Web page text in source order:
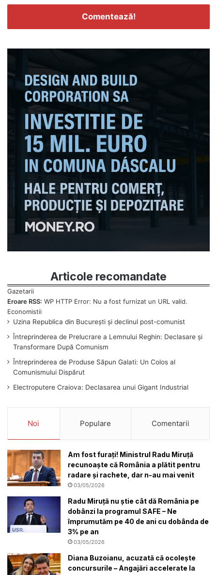
Comentează!
Articole recomandate
Eroare RSS: WP HTTP Error: Nu a fost furnizat un URL valid.
Uzina Republica din București și declinul post-comunist
Întreprinderea de Prelucrare a Lemnului Reghin: Declasare și
Transformare După Comunism
Întreprinderea de Produse Săpun Galati: Un Colos al
Comunismului Dispărut
Electroputere Craiova: Declasarea unui Gigant Industrial
Noi Populare Comentarii
Am fost furați! Ministrul Radu Miruță
recunoaște că România a plătit pentru
radare și rachete, dar n-au mai venit
03/05/2026
Radu Miruță nu știe cât dă România pe
dobânzi la programul SAFE – Ne
împrumutăm pe 40 de ani cu dobânda de
3% pe an
03/05/2026
Diana Buzoianu, acuzată că ocolește
concursurile – Angajări accelerate la